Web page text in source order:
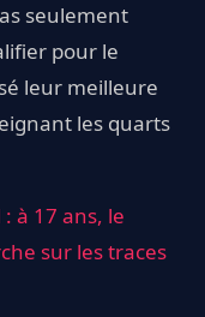
seulement
pour le
leur meilleure
les quarts
à 17 ans, le
sur les traces